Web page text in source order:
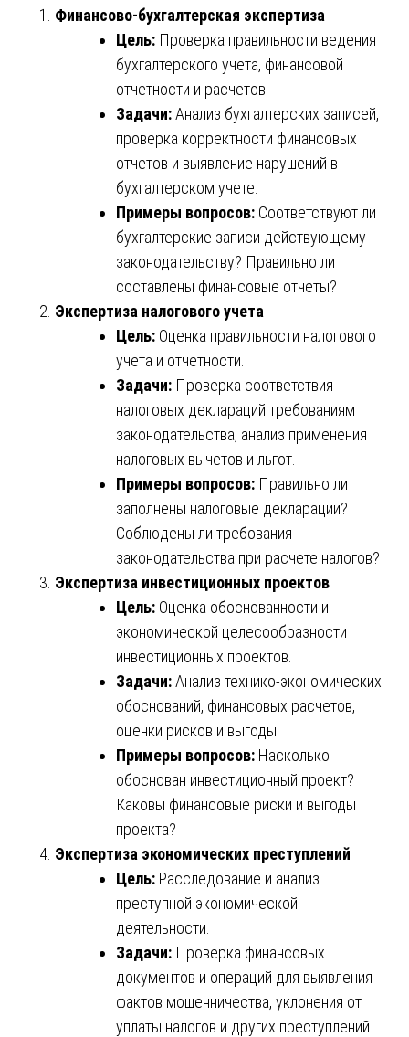
Финансово-бухгалтерская экспертиза
Цель: Проверка правильности ведения
бухгалтерского учета, финансовой
отчетности и расчетов.
Задачи:Анализ бухгалтерских записей,
проверка корректности финансовых
отчетов и выявление нарушений в
бухгалтерском учете.
Примеры вопросов: Соответствуют ли
бухгалтерские записи действующему
законодательству? Правильно ли
составлены финансовые отчеты?
Экспертиза налогового учета
Цель: Оценка правильности налогового
учета и отчетности.
Задачи: Проверка соответствия
налоговых деклараций требованиям
законодательства, анализ применения
налоговых вычетов и льгот.
Примеры вопросов: Правильно ли
заполнены налоговые декларации?
Соблюдены ли требования
законодательства при расчете налогов?
Экспертиза инвестиционных проектов
Цель: Оценка обоснованности и
экономической целесообразности
инвестиционных проектов.
Задачи:Анализ технико-экономических
обоснований, финансовых расчетов,
оценки рисков и выгоды.
Примеры вопросов: Насколько
обоснован инвестиционный проект?
Каковы финансовые риски и выгоды
проекта?
Экспертиза экономических преступлений
Цель: Расследование и анализ
преступной экономической
деятельности.
Задачи: Проверка финансовых
документов и операций для выявления
фактов мошенничества, уклонения от
уплаты налогов и других преступлений.